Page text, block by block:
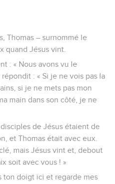
Thomas – surnommé le
quand Jésus vint.
: « Nous avons vu le
: « Si je ne vois pas la
si je ne mets pas mon
main dans son côté, je ne
de Jésus étaient de
et Thomas était avec eux.
mais Jésus vint et, debout
soit avec vous ! »
ton doigt ici et regarde mes